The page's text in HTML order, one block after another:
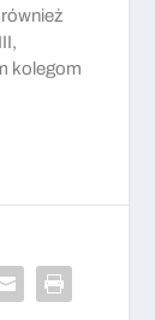
kolegom